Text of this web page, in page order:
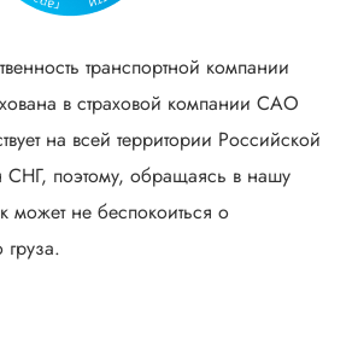
транспортной компании
в страховой компании САО
на всей территории Российской
поэтому, обращаясь в нашу
может не беспокоиться о
груза.